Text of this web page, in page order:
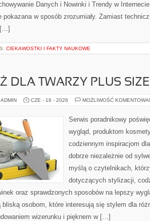
Danych i Nowinki i Trendy w
pokazana w sposób zrozumiały. Zamiast
[…]
CIEKAWOSTKI I FAKTY NAUKOWE
DLA TWARZY PLUS SIZE
CZE - 16 - 2026 MOŻLIWOŚĆ
Serwis poradnikowy
wygląd, produktom
codziennym inspiracjom
dobrze niezależnie od
myślą o czytelnikach,
dotyczących stylizacji,
oraz sprawdzonych sposobów na lepszy
osobom, które interesują się stylem dla
wizerunku i pięknem w […]